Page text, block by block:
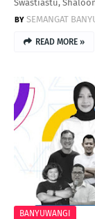
Swastiastu,
SEMANGAT
READ MORE »
BANYUWANGI